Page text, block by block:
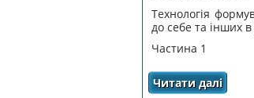
Технологія
до себе та інших в
Частина 1
Читати далі